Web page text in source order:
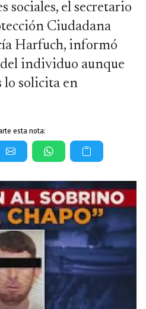
sociales, el secretario
Ciudadana
Harfuch, informó
individuo aunque
lo solicita en
esta nota: